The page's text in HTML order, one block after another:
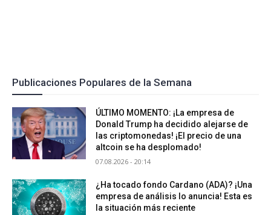
Publicaciones Populares de la Semana
ÚLTIMO MOMENTO: ¡La empresa de
Donald Trump ha decidido alejarse de
las criptomonedas! ¡El precio de una
altcoin se ha desplomado!
07.08.2026 - 20:14
¿Ha tocado fondo Cardano (ADA)? ¡Una
empresa de análisis lo anuncia! Esta es
la situación más reciente